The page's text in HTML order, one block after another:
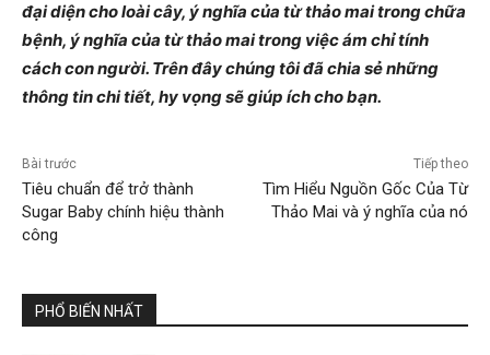
đại diện cho loài cây, ý nghĩa của từ thảo mai trong chữa
bệnh, ý nghĩa của từ thảo mai trong việc ám chỉ tính
cách con người. Trên đây chúng tôi đã chia sẻ những
thông tin chi tiết, hy vọng sẽ giúp ích cho bạn.
Bài trước
Tiêu chuẩn để trở thành
Sugar Baby chính hiệu thành
công
Tiếp theo
Tìm Hiểu Nguồn Gốc Của Từ
Thảo Mai và ý nghĩa của nó
PHỔ BIẾN NHẤT